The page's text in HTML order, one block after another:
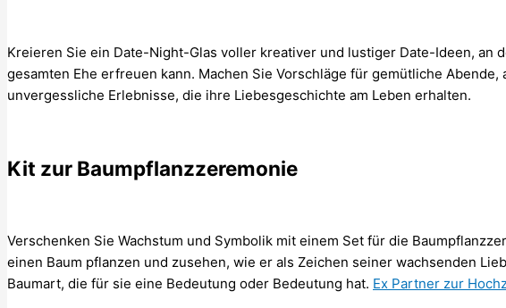
Kreieren Sie ein Date-Night-Glas voller kreativer und lustiger Date-Ideen, an
gesamten Ehe erfreuen kann. Machen Sie Vorschläge für gemütliche
unvergessliche Erlebnisse, die ihre Liebesgeschichte am Leben erhalten.
Kit zur Baumpflanzzeremonie
Verschenken Sie Wachstum und Symbolik mit einem Set für die
einen Baum pflanzen und zusehen, wie er als Zeichen seiner wachsenden
Baumart, die für sie eine Bedeutung oder Bedeutung hat. Ex Partner zur